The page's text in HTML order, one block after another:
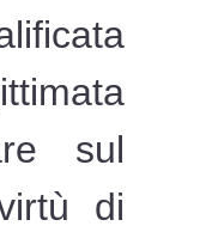
sul
di